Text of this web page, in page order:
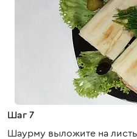
Шаг 7
Шаурму выложите на